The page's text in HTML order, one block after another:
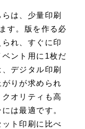
は、少量印刷
す。版を作る必
れ、すぐに印
ント用に1枚だ
デジタル印刷
りが求められ
オリティも高
は最適です。
ト印刷に比べ